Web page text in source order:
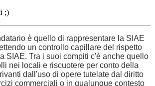
;)
è quello di rappresentare la SIAE
un controllo capillare del rispetto
SIAE. Tra i suoi compiti c'è anche quello
nei locali e riscuotere per conto della
dall'uso di opere tutelate dal diritto
commerciali o in qualunque contesto